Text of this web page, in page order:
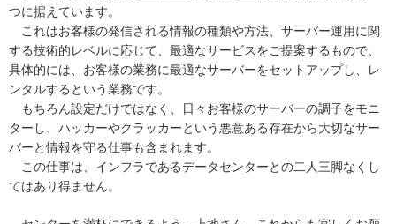
つに据えています。
これはお客様の発信される情報の種類や方法、サーバー運用に関
する技術的レベルに応じて、最適なサービスをご提案するもので、
具体的には、お客様の業務に最適なサーバーをセットアップし、レ
ンタルするという業務です。
もちろん設定だけではなく、日々お客様のサーバーの調子をモニ
ターし、ハッカーやクラッカーという悪意ある存在から大切なサー
バーと情報を守る仕事も含まれます。
この仕事は、インフラであるデータセンターとの二人三脚なくし
てはあり得ません。